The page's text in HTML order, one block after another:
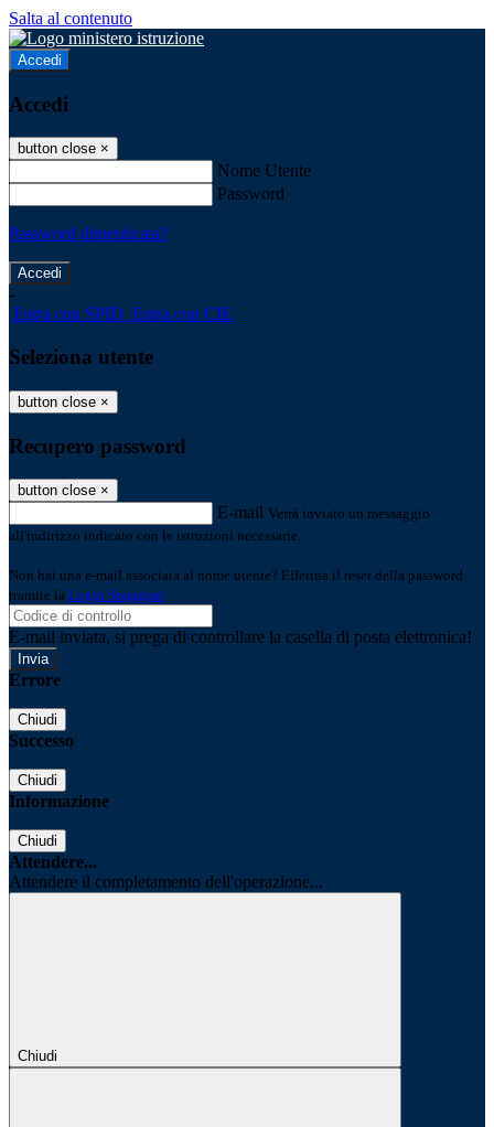
Salta al contenuto
Accedi
Accedi
button close ×
Nome Utente
Password
Password dimenticata?
-
Entra con SPID Entra con CIE
Seleziona utente
button close ×
Recupero password
button close ×
E-mail Verrà inviato un messaggio
all'indirizzo indicato con le istruzioni necessarie.
Non hai una e-mail associata al nome utente? Effettua il reset della password
tramite la Login Spaggiari
E-mail inviata, si prega di controllare la casella di posta elettronica!
Errore
Chiudi
Successo
Chiudi
Informazione
Chiudi
Attendere...
Attendere il completamento dell'operazione...
Chiudi